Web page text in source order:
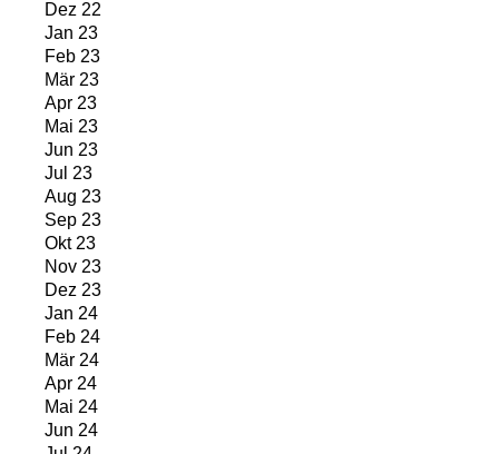
Dez 22
Jan 23
Feb 23
Mär 23
Apr 23
Mai 23
Jun 23
Jul 23
Aug 23
Sep 23
Okt 23
Nov 23
Dez 23
Jan 24
Feb 24
Mär 24
Apr 24
Mai 24
Jun 24